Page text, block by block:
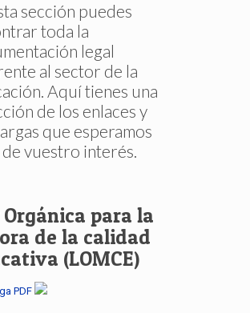
sección puedes
toda la
legal
al sector de la
Aquí tienes una
de los enlaces y
que esperamos
de vuestro interés.
para la
de la calidad
(LOMCE)
PDF